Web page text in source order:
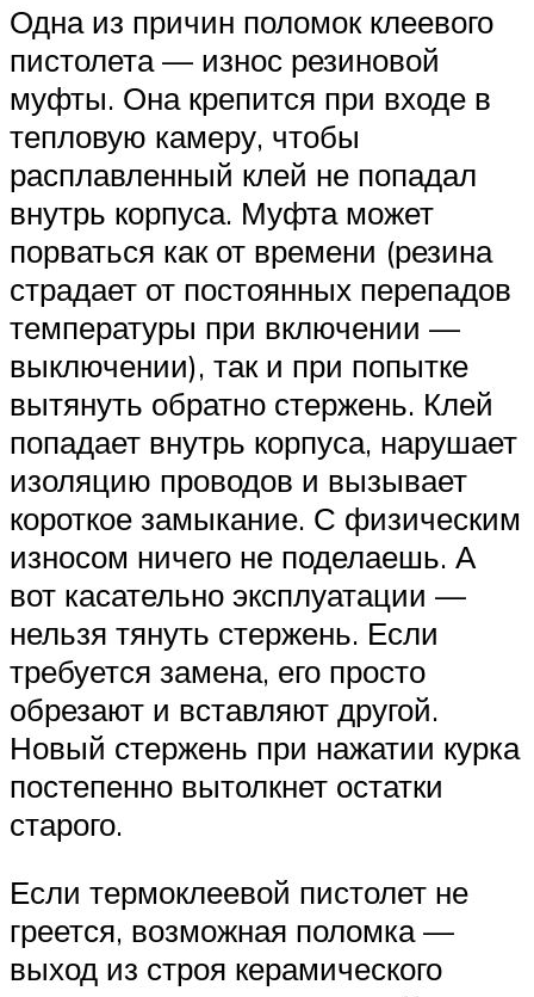
Одна из причин поломок клеевого
пистолета — износ резиновой
муфты. Она крепится при входе в
тепловую камеру, чтобы
расплавленный клей не попадал
внутрь корпуса. Муфта может
порваться как от времени (резина
страдает от постоянных перепадов
температуры при включении —
выключении), так и при попытке
вытянуть обратно стержень. Клей
попадает внутрь корпуса, нарушает
изоляцию проводов и вызывает
короткое замыкание. С физическим
износом ничего не поделаешь. А
вот касательно эксплуатации —
нельзя тянуть стержень. Если
требуется замена, его просто
обрезают и вставляют другой.
Новый стержень при нажатии курка
постепенно вытолкнет остатки
старого.
Если термоклеевой пистолет не
греется, возможная поломка —
выход из строя керамического